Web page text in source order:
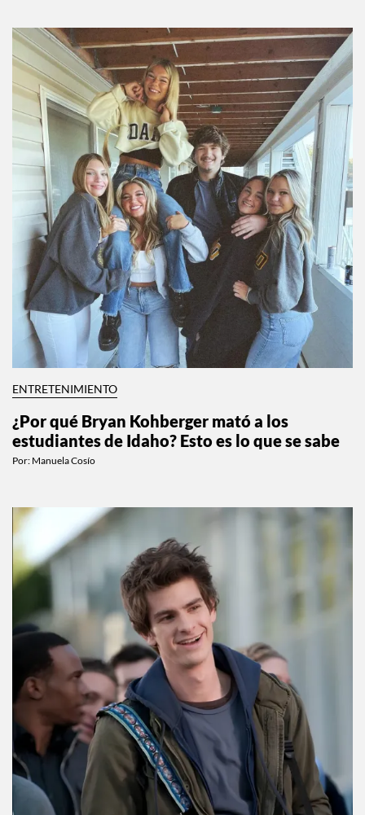
ENTRETENIMIENTO
¿Por qué Bryan Kohberger mató a los
estudiantes de Idaho? Esto es lo que se sabe
Por: Manuela Cosío